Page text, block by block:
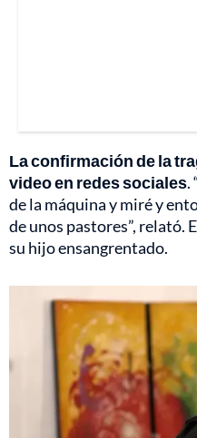
La confirmación de la
video en redes sociales.
de la máquina y miré y
de unos pastores”, relató.
su hijo ensangrentado.